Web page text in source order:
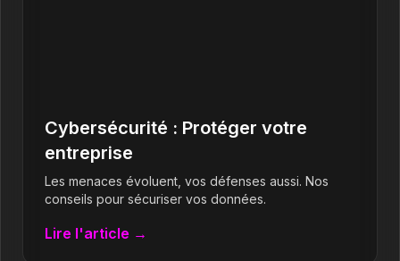
Cybersécurité : Protéger votre
entreprise
Les menaces évoluent, vos défenses aussi. Nos
conseils pour sécuriser vos données.
Lire l'article →